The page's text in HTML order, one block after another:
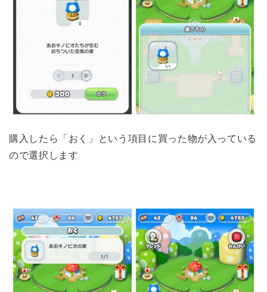
購入したら「おく」という項目に買った物が入っている
ので選択します